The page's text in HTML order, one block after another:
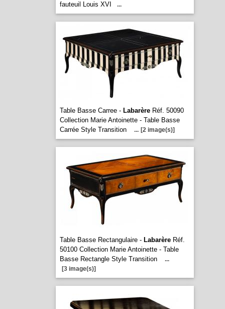
fauteuil Louis XVI
...
Table Basse Carree - LabarèreRéf. 50090
Collection Marie Antoinette - Table Basse
Carrée Style Transition
... [2 image(s)]
Table Basse Rectangulaire - LabarèreRéf.
50100 Collection Marie Antoinette - Table
Basse Rectangle Style Transition
...
[3 image(s)]